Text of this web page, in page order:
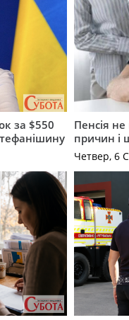
за $550
Пенсія
причин і
Четвер, 6